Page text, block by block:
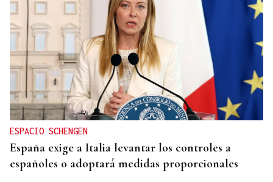
ESPACIO SCHENGEN
España exige a Italia levantar los controles a
españoles o adoptará medidas proporcionales